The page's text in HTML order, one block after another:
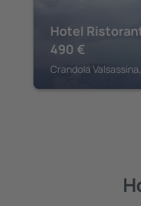
Hotel
490 €
Crandola